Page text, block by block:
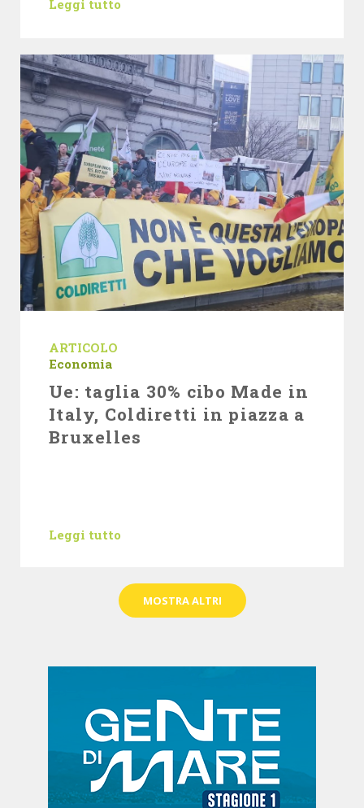
Leggi tutto
ARTICOLO
Economia
Ue: taglia 30% cibo Made in
Italy, Coldiretti in piazza a
Bruxelles
Leggi tutto
MOSTRA ALTRI